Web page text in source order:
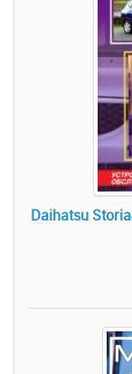
Daihatsu